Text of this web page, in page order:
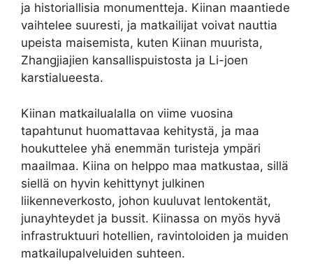
ja historiallisia monumentteja. Kiinan maantiede
vaihtelee suuresti, ja matkailijat voivat nauttia
upeista maisemista, kuten Kiinan muurista,
Zhangjiajien kansallispuistosta ja Li-joen
karstialueesta.
Kiinan matkailualalla on viime vuosina
tapahtunut huomattavaa kehitystä, ja maa
houkuttelee yhä enemmän turisteja ympäri
maailmaa. Kiina on helppo maa matkustaa, sillä
siellä on hyvin kehittynyt julkinen
liikenneverkosto, johon kuuluvat lentokentät,
junayhteydet ja bussit. Kiinassa on myös hyvä
infrastruktuuri hotellien, ravintoloiden ja muiden
matkailupalveluiden suhteen.